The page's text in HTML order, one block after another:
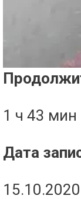
1 ч 43 мин
Дата
15.10.2020